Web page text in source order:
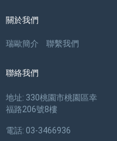
關於我們
瑞歐簡介 聯繫我們
聯絡我們
地址: 330桃園市桃園區幸
福路206號8樓
電話: 03-3466936